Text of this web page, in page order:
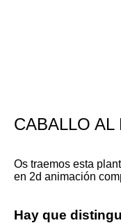
CABALLO AL
Os traemos esta
en 2d animación
Hay que